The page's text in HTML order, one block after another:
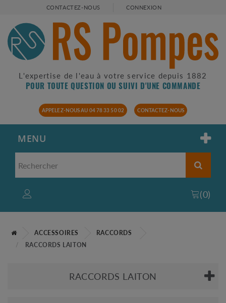
CONTACTEZ-NOUS CONNEXION
L'expertise de l'eau à votre service depuis 1882
POUR TOUTE QUESTION OU SUIVI D'UNE COMMANDE
APPELEZ-NOUS AU 04 78 33 50 02 CONTACTEZ-NOUS
MENU
(0)
ACCESSOIRES
RACCORDS
RACCORDS LAITON
RACCORDS LAITON